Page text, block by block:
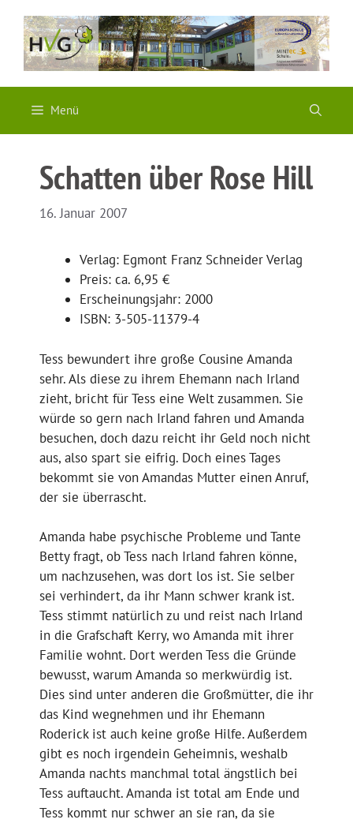
Inhalt
springen
Menü
Schatten über Rose Hill
16. Januar 2007
Verlag: Egmont Franz Schneider Verlag
Preis: ca. 6,95 €
Erscheinungsjahr: 2000
ISBN: 3-505-11379-4
Tess bewundert ihre große Cousine Amanda
sehr. Als diese zu ihrem Ehemann nach Irland
zieht, bricht für Tess eine Welt zusammen. Sie
würde so gern nach Irland fahren und Amanda
besuchen, doch dazu reicht ihr Geld noch nicht
aus, also spart sie eifrig. Doch eines Tages
bekommt sie von Amandas Mutter einen Anruf,
der sie überrascht.
Amanda habe psychische Probleme und Tante
Betty fragt, ob Tess nach Irland fahren könne,
um nachzusehen, was dort los ist. Sie selber
sei verhindert, da ihr Mann schwer krank ist.
Tess stimmt natürlich zu und reist nach Irland
in die Grafschaft Kerry, wo Amanda mit ihrer
Familie wohnt. Dort werden Tess die Gründe
bewusst, warum Amanda so merkwürdig ist.
Dies sind unter anderen die Großmütter, die ihr
das Kind wegnehmen und ihr Ehemann
Roderick ist auch keine große Hilfe. Außerdem
gibt es noch irgendein Geheimnis, weshalb
Amanda nachts manchmal total ängstlich bei
Tess auftaucht. Amanda ist total am Ende und
Tess kommt nur schwer an sie ran, da sie